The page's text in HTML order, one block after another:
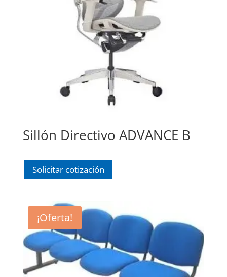
Sillón Directivo ADVANCE B
Solicitar cotización
¡Oferta!